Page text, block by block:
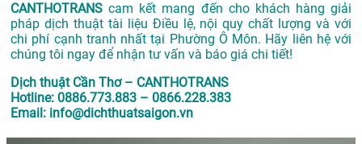
CANTHOTRANS cam kết mang đến cho khách hàng giải
pháp dịch thuật tài liệu Điều lệ, nội quy chất lượng và với
chi phí cạnh tranh nhất tại Phường Ô Môn. Hãy liên hệ với
chúng tôi ngay để nhận tư vấn và báo giá chi tiết!
Dịch thuật Cần Thơ – CANTHOTRANS
Hotline: 0886.773.883 – 0866.228.383
Email: info@dichthuatsaigon.vn